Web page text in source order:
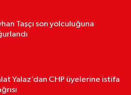
Taşçı son yolculuğuna
Yalaz’dan CHP üyelerine istifa